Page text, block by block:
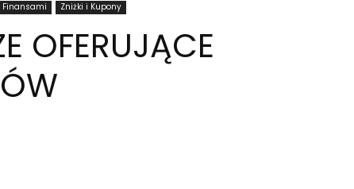
Finansami Zniżki i Kupony
OFERUJĄCE